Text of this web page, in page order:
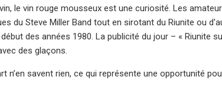
le vin rouge mousseux est une curiosité. Les
du Steve Miller Band tout en sirotant du Riunite ou
des années 1980. La publicité du jour – « Riunite
des glaçons.
n’en savent rien, ce qui représente une opportunité